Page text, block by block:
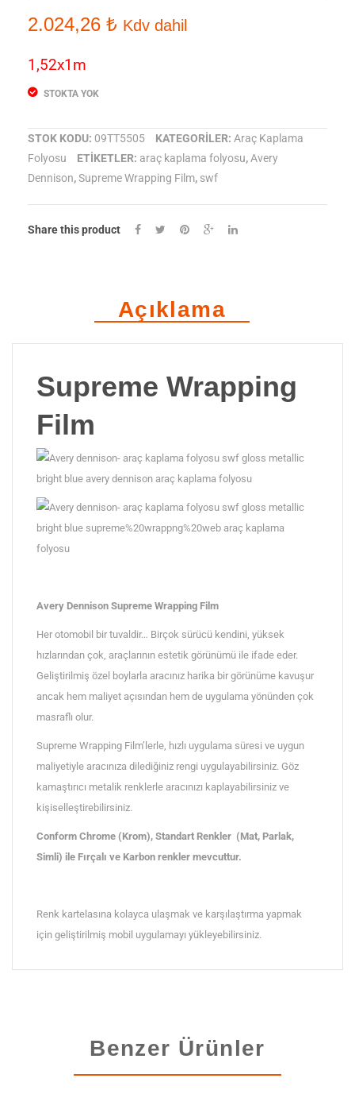
2.024,26 ₺ Kdv dahil
1,52x1m
STOKTA YOK
STOK KODU: 09TT5505 KATEGORILER: Araç Kaplama
Folyosu
ETIKETLER: araç kaplama folyosu, Avery
Dennison,Supreme Wrapping Film, swf
Share this product
Açıklama
Supreme Wrapping
Film
Avery Dennison Supreme Wrapping Film
Her otomobil bir tuvaldir… Birçok sürücü kendini, yüksek
hızlarından çok, araçlarının estetik görünümü ile ifade eder.
Geliştirilmiş özel boylarla aracınız harika bir görünüme kavuşur
ancak hem maliyet açısından hem de uygulama yönünden çok
masraflı olur.
Supreme Wrapping Film’lerle, hızlı uygulama süresi ve uygun
maliyetiyle aracınıza dilediğiniz rengi uygulayabilirsiniz. Göz
kamaştırıcı metalik renklerle aracınızı kaplayabilirsiniz ve
kişiselleştirebilirsiniz.
Conform Chrome (Krom), Standart Renkler (Mat, Parlak,
Simli) ile Fırçalı ve Karbon renkler mevcuttur.
Renk kartelasına kolayca ulaşmak ve karşılaştırma yapmak
için geliştirilmiş mobil uygulamayı yükleyebilirsiniz.
Benzer Ürünler